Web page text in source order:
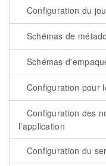
Configuration du
Schémas de
Schémas
Configuration pour
Configuration des
l’application
Configuration du